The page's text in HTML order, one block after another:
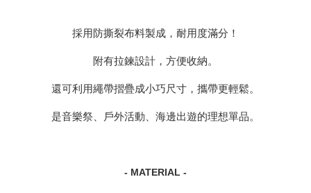
採用防撕裂布料製成，耐用度滿分！
附有拉鍊設計，方便收納。
還可利用繩帶摺疊成小巧尺寸，攜帶更輕鬆。
是音樂祭、戶外活動、海邊出遊的理想單品。
- MATERIAL -